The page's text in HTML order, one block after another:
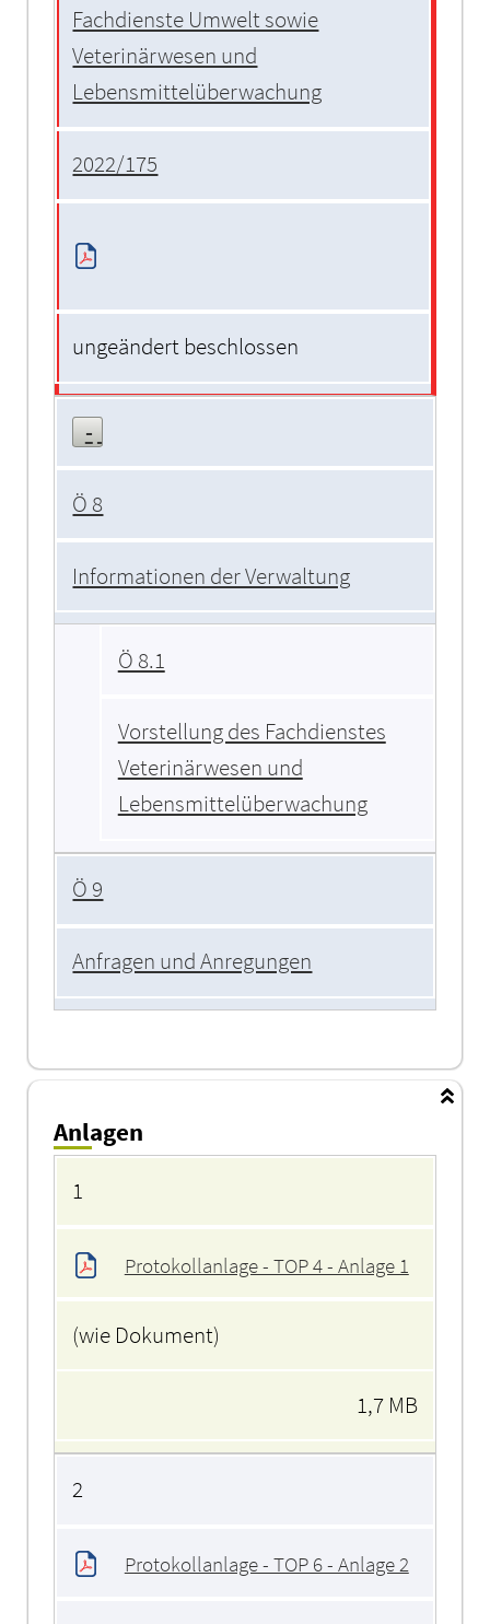
Fachdienste Umwelt sowie
Veterinärwesen und
Lebensmittelüberwachung
2022/175
ungeändert beschlossen
Ö 8
Informationen der Verwaltung
Ö 8.1
Vorstellung des Fachdienstes
Veterinärwesen und
Lebensmittelüberwachung
Ö 9
Anfragen und Anregungen
Anlagen
1
Protokollanlage - TOP 4 - Anlage 1
(wie Dokument)
1,7 MB
2
Protokollanlage - TOP 6 - Anlage 2